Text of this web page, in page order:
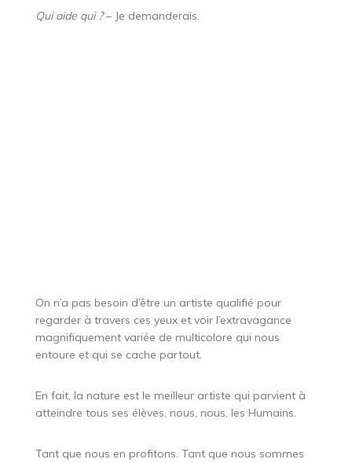
Qui aide qui ?– Je demanderais.
On n’a pas besoin d’être un artiste qualifié pour
regarder à travers ces yeux et voir l’extravagance
magnifiquement variée de multicolore qui nous
entoure et qui se cache partout.
En fait, la nature est le meilleur artiste qui parvient à
atteindre tous ses élèves, nous, nous, les Humains.
Tant que nous en profitons. Tant que nous sommes